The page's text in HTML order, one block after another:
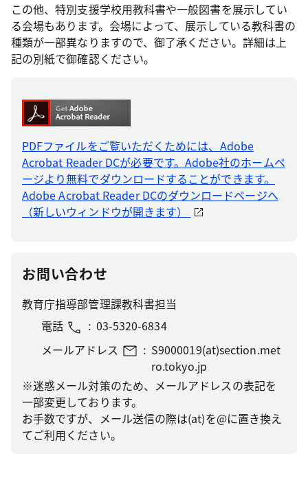
この他、特別支援学校用教科書や一般図書を展示してい
る会場もあります。会場によって、展示している教科書の
種類が一部異なりますので、御了承ください。詳細は上
記の別紙で御確認ください。
PDFファイルをご覧いただくためには、Adobe
Acrobat Reader DCが必要です。Adobe社のホームペ
ージより無料でダウンロードすることができます。
Adobe Acrobat Reader DCのダウンロードページへ
（新しいウィンドウが開きます）
お問い合わせ
教育庁指導部管理課教科書担当
電話
03-5320-6834
メールアドレス
S9000019(at)section.met
ro.tokyo.jp
※迷惑メール対策のため、メールアドレスの表記を
一部変更しております。
お手数ですが、メール送信の際は(at)を@に置き換え
てご利用ください。